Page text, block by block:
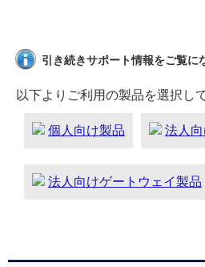
引き続きサポート情報をご覧に
以下よりご利用の製品を選択し
個人向け製品 法人
法人向けゲートウェイ製品